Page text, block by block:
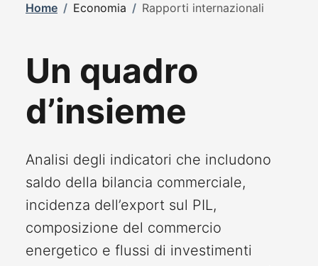
Home / Economia / Rapporti internazionali
Un quadro
d’insieme
Analisi degli indicatori che includono
saldo della bilancia commerciale,
incidenza dell’export sul PIL,
composizione del commercio
energetico e flussi di investimenti